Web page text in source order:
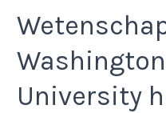
University